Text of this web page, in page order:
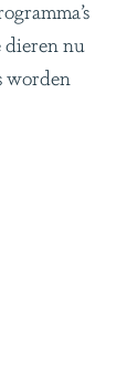
dieren nu
worden